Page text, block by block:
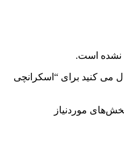
نشده است.
می کنید برای “اسکرانچی
موردنیاز